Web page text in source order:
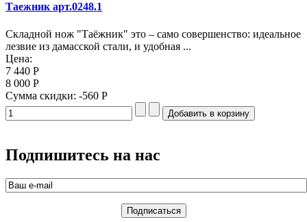
Таежник арт.0248.1
Складной нож "Таёжник" это – само совершенство: идеальное
лезвие из дамасской стали, и удобная ...
Цена:
7 440 Р
8 000 Р
Сумма скидки: -560 Р
Подпишитесь на нас